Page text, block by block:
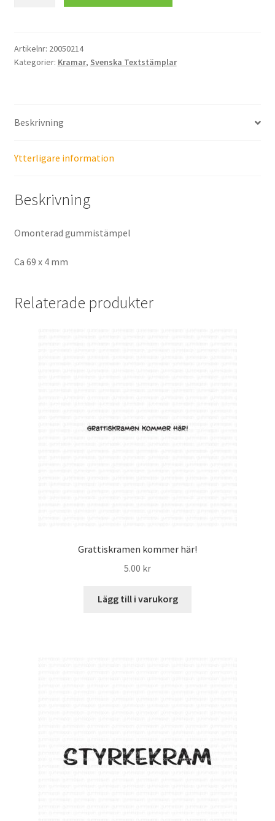
mängd
Artikelnr: 20050214
Kategorier: Kramar, Svenska Textstämplar
Beskrivning
Ytterligare information
Beskrivning
Omonterad gummistämpel
Ca 69 x 4 mm
Relaterade produkter
Grattiskramen kommer här!
5.00 kr
Lägg till i varukorg